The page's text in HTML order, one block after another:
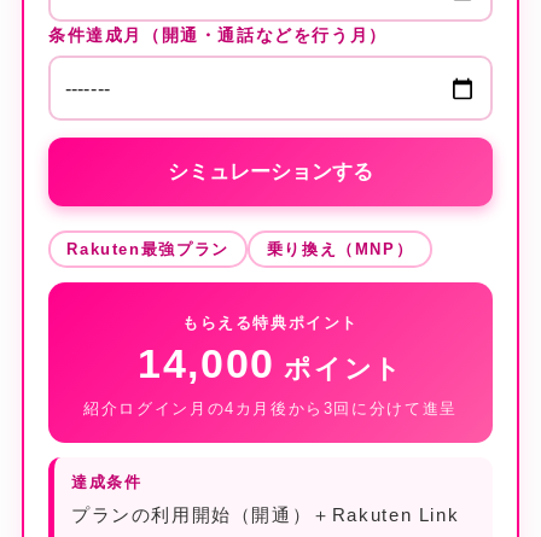
条件達成月（開通・通話などを行う月）
シミュレーションする
Rakuten最強プラン 乗り換え（MNP）
もらえる特典ポイント
14,000 ポイント
紹介ログイン月の4カ月後から3回に分けて進呈
達成条件
プランの利用開始（開通）＋Rakuten Link